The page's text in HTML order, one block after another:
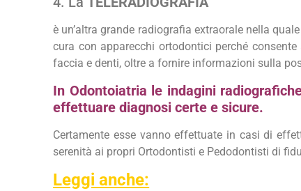
è un’altra grande radiografia extraorale nella
cura con apparecchi ortodontici perché
faccia e denti, oltre a fornire informazioni sulla
In Odontoiatria le indagini
effettuare diagnosi certe e sicure.
Certamente esse vanno effettuate in casi di
serenità ai propri Ortodontisti e Pedodontisti di
Leggi anche: